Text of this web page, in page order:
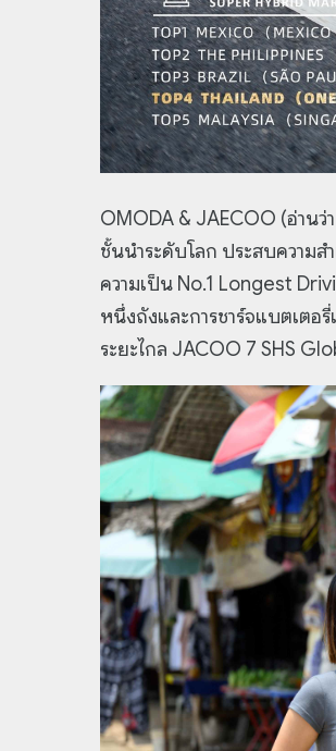
OMODA & JAECOO (อ่าน
ชั้นนำระดับโลก ประสบความส
ความเป็น No.1 Longest
หนึ่งถังและการชาร์จแบตเตอ
ระยะไกล JACOO 7 SHS